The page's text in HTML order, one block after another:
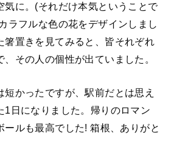
気に。(それだけ本気ということで
ラフルな色の花をデザインしまし
箸置きを見てみると、皆それぞれ
その人の個性が出ていました。
かったですが、駅前だとは思え
1日になりました。帰りのロマン
ールも最高でした! 箱根、ありがと